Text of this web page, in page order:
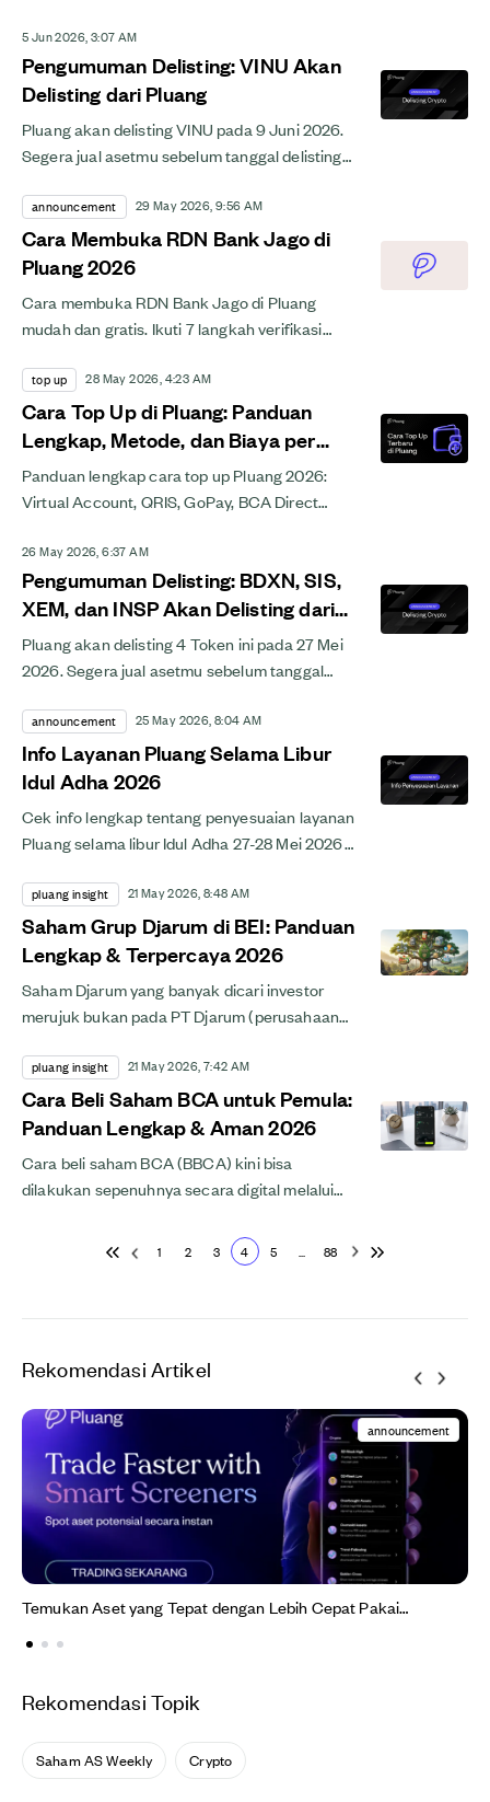
kamu.
5 Jun 2026, 3:07 AM
Pengumuman Delisting: VINU Akan
Delisting dari Pluang
Pluang akan delisting VINU pada 9 Juni 2026.
Segera jual asetmu sebelum tanggal delisting
lengkapnya di...
announcement 29 May 2026, 9:56 AM
Cara Membuka RDN Bank Jago di
Pluang 2026
Cara membuka RDN Bank Jago di Pluang
mudah dan gratis. Ikuti 7 langkah verifikasi
hari ini.
top up 28 May 2026, 4:23 AM
Cara Top Up di Pluang: Panduan
Lengkap, Metode, dan Biaya per
2026
Panduan lengkap cara top up Pluang 2026:
Virtual Account, QRIS, GoPay, BCA Direct
RDN. Cek metode dan...
26 May 2026, 6:37 AM
Pengumuman Delisting: BDXN, SIS,
XEM, dan INSP Akan Delisting dari
Pluang
Pluang akan delisting 4 Token ini pada 27 Mei
2026. Segera jual asetmu sebelum tanggal
info lengkapnya...
announcement 25 May 2026, 8:04 AM
Info Layanan Pluang Selama Libur
Idul Adha 2026
Cek info lengkap tentang penyesuaian layanan
Pluang selama libur Idul Adha 27-28 Mei 2026
pluang insight 21 May 2026, 8:48 AM
Saham Grup Djarum di BEI: Panduan
Lengkap & Terpercaya 2026
Saham Djarum yang banyak dicari investor
merujuk bukan pada PT Djarum (perusahaan
BEI), melainkan pada 7...
pluang insight 21 May 2026, 7:42 AM
Cara Beli Saham BCA untuk Pemula:
Panduan Lengkap & Aman 2026
Cara beli saham BCA (BBCA) kini bisa
dilakukan sepenuhnya secara digital melalui
1 2 3 4 5 ... 88
Rekomendasi Artikel
announcement
Temukan Aset yang Tepat dengan Lebih Cepat Pakai
Screeners!
Rekomendasi Topik
Saham AS Weekly Crypto